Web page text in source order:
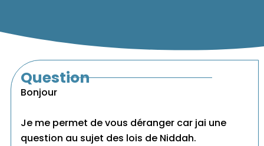
Question
Bonjour
Je me permet de vous déranger car jai une
question au sujet des lois de Niddah.